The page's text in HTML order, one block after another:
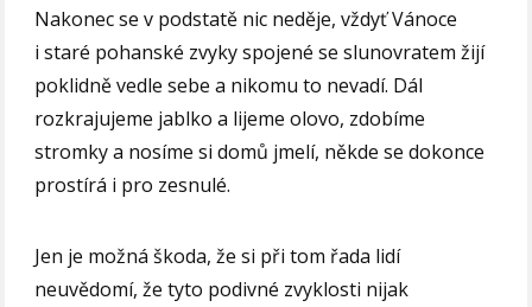
Nakonec se v podstatě nic neděje, vždyť Vánoce
i staré pohanské zvyky spojené se slunovratem žijí
poklidně vedle sebe a nikomu to nevadí. Dál
rozkrajujeme jablko a lijeme olovo, zdobíme
stromky a nosíme si domů jmelí, někde se dokonce
prostírá i pro zesnulé.
Jen je možná škoda, že si při tom řada lidí
neuvědomí, že tyto podivné zvyklosti nijak